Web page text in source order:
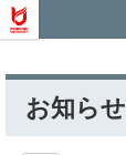
お知らせ